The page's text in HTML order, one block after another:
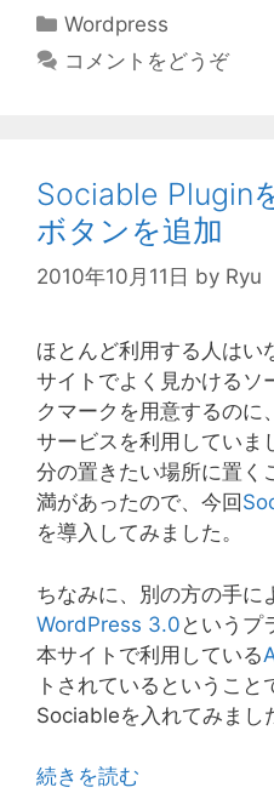
カ
Wordpress
コメントをどうぞ
Sociable Plugin
ボタンを追加
2010年10月11日 by Ryu
ほとんど利用する人はい
サイトでよく見かけるソ
クマークを用意するのに
サービスを利用していま
分の置きたい場所に置く
満があったので、今回
を導入してみました。
ちなみに、別の方の手に
WordPress 3.0 というプ
本サイトで利用している
トされているというこ
Sociableを入れてみまし
続きを読む